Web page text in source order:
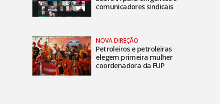
comunicadores sindicais
NOVA DIREÇÃO
Petroleiros e petroleiras
elegem primeira mulher
coordenadora da FUP